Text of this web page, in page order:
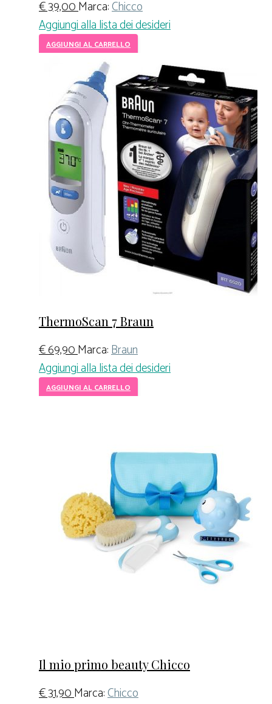
€39,00Marca:Chicco
Aggiungi alla lista dei desideri
AGGIUNGI AL CARRELLO
ThermoScan 7 Braun
€69,90Marca:Braun
Aggiungi alla lista dei desideri
AGGIUNGI AL CARRELLO
Il mio primo beauty Chicco
€31,90Marca:Chicco